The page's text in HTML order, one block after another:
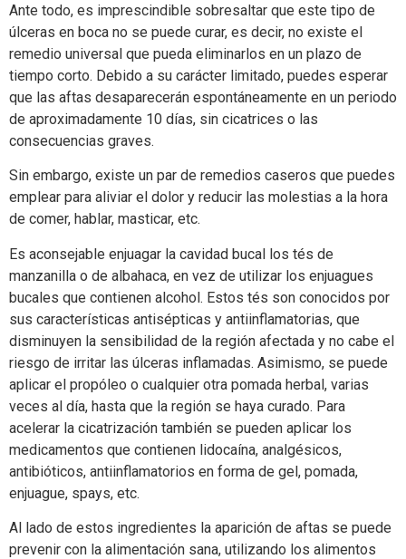
Ante todo, es imprescindible sobresaltar que este tipo de
úlceras en boca no se puede curar, es decir, no existe el
remedio universal que pueda eliminarlos en un plazo de
tiempo corto. Debido a su carácter limitado, puedes esperar
que las aftas desaparecerán espontáneamente en un periodo
de aproximadamente 10 días, sin cicatrices o las
consecuencias graves.
Sin embargo, existe un par de remedios caseros que puedes
emplear para aliviar el dolor y reducir las molestias a la hora
de comer, hablar, masticar, etc.
Es aconsejable enjuagar la cavidad bucal los tés de
manzanilla o de albahaca, en vez de utilizar los enjuagues
bucales que contienen alcohol. Estos tés son conocidos por
sus características antisépticas y antiinflamatorias, que
disminuyen la sensibilidad de la región afectada y no cabe el
riesgo de irritar las úlceras inflamadas. Asimismo, se puede
aplicar el propóleo o cualquier otra pomada herbal, varias
veces al día, hasta que la región se haya curado. Para
acelerar la cicatrización también se pueden aplicar los
medicamentos que contienen lidocaína, analgésicos,
antibióticos, antiinflamatorios en forma de gel, pomada,
enjuague, spays, etc.
Al lado de estos ingredientes la aparición de aftas se puede
prevenir con la alimentación sana, utilizando los alimentos